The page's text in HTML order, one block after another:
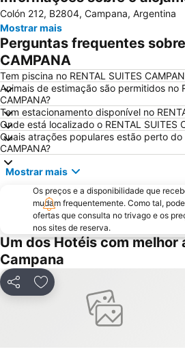
Colón 212, B2804, Campana, Argentina
Mostrar mais
Perguntas frequentes sobre
CAMPANA
Tem piscina no RENTAL SUITES
Animais de estimação são permitidos no
CAMPANA?
Tem estacionamento disponível no
Onde está localizado o RENTAL SUITES
Quais atrações populares estão perto do
CAMPANA?
Mostrar mais
Os preços e a disponibilidade que
mudam frequentemente. Como tal,
ofertas que consulta no trivago e os
nos sites de reserva.
Um dos Hotéis com melhor
Campana
PartilharAdicionar aos favoritos